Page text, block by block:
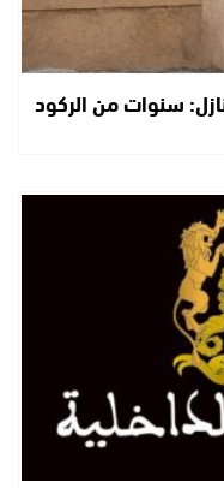
سنوات من الركود